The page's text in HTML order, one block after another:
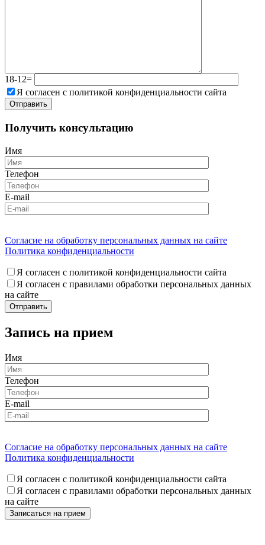
18-12=
Я согласен с политикой конфиденциальности сайта
Получить консультацию
Имя
Телефон
E-mail
Согласие на обработку персональных данных на сайте
Политика конфиденциальности
Я согласен с политикой конфиденциальности сайта
Я согласен с правилами обработки персональных данных
на сайте
Запись на прием
Имя
Телефон
E-mail
Согласие на обработку персональных данных на сайте
Политика конфиденциальности
Я согласен с политикой конфиденциальности сайта
Я согласен с правилами обработки персональных данных
на сайте